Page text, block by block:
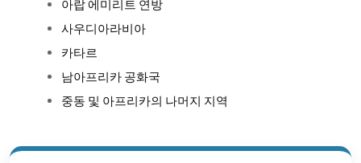
아랍 에미리트 연방
사우디아라비아
카타르
남아프리카 공화국
중동 및 아프리카의 나머지 지역